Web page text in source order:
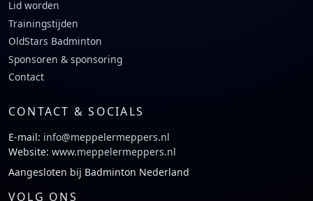
Lid worden
Trainingstijden
OldStars Badminton
Sponsoren & sponsoring
Contact
CONTACT & SOCIALS
E-mail: info@meppelermeppers.nl
Website: www.meppelermeppers.nl
Aangesloten bij Badminton Nederland
VOLG ONS